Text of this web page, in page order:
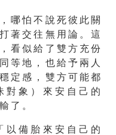
哪怕不說死彼此關
著交往無用論。這
看似給了雙方充份
等地，也給予兩人
定感，雙方可能都
對象）來安自己的
了。
以備胎來安自己的